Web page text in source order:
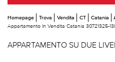
Homepage Trova Vendita CT Catania
Appartamento In Vendita Catania 30721325-
APPARTAMENTO SU DUE